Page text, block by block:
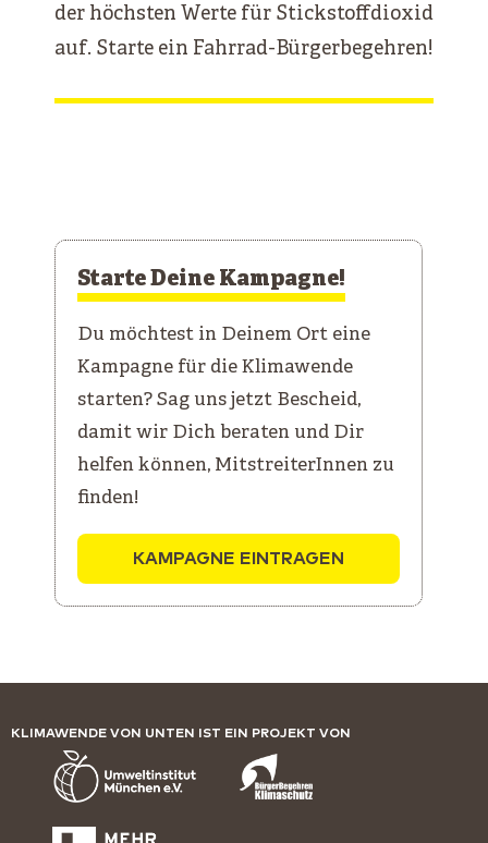
der höchsten Werte für Stickstoffdioxid
auf. Starte ein Fahrrad-Bürgerbegehren!
Starte Deine Kampagne!
Du möchtest in Deinem Ort eine
Kampagne für die Klimawende
starten? Sag uns jetzt Bescheid,
damit wir Dich beraten und Dir
helfen können, MitstreiterInnen zu
finden!
KAMPAGNE EINTRAGEN
KLIMAWENDE VON UNTEN IST EIN PROJEKT VON